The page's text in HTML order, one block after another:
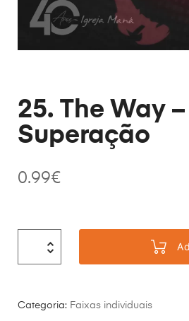
25. The Way –
Superação
0.99€
Categoria: Faixas individuais